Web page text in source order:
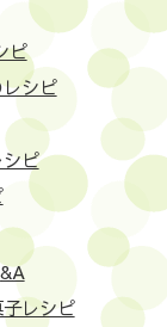
ピ
シピ
ピ
レシピ